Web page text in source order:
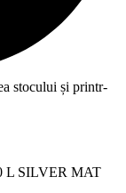
stocului și printr-
L SILVER MAT